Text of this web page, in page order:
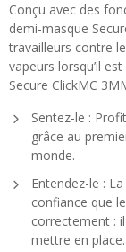
Conçu avec des
demi-masque
travailleurs contre
vapeurs lorsqu’il
Secure ClickMC
Sentez-le :
grâce au
monde.
Entendez-le :
confiance que
correctement :
mettre en place.